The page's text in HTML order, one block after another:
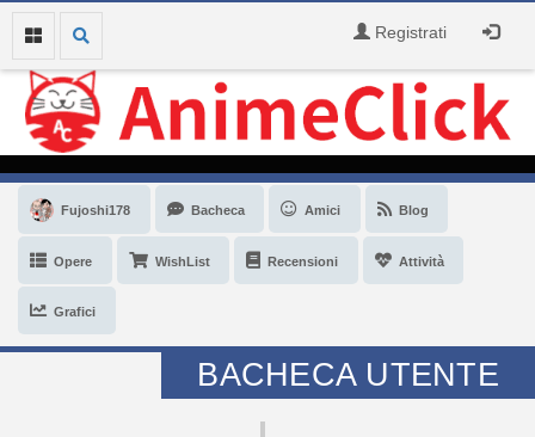
Registrati
Fujoshi178 Bacheca Amici Blog
Opere WishList Recensioni Attività
Grafici
BACHECA UTENTE